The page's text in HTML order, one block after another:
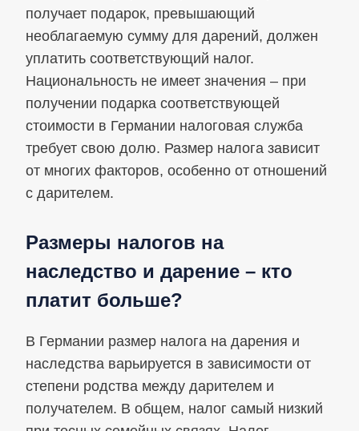
получает подарок, превышающий
необлагаемую сумму для дарений, должен
уплатить соответствующий налог.
Национальность не имеет значения – при
получении подарка соответствующей
стоимости в Германии налоговая служба
требует свою долю. Размер налога зависит
от многих факторов, особенно от отношений
с дарителем.
Размеры налогов на
наследство и дарение – кто
платит больше?
В Германии размер налога на дарения и
наследства варьируется в зависимости от
степени родства между дарителем и
получателем. В общем, налог самый низкий